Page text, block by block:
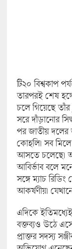
টি২০ বিশ্বকাপ
তারপরই শেষ
চলে গিয়েছে তাঁর
সরে দাঁড়ানোর
পর জাতীয় দলের
কোহলি। সব
আসতে চলেছে।
আবির্ভাব বলে
সঙ্গে ম্যাচ
আকর্ষণীয়।
এদিকে
বক্তব্যও উঠে
প্রাক্তর সদস্য